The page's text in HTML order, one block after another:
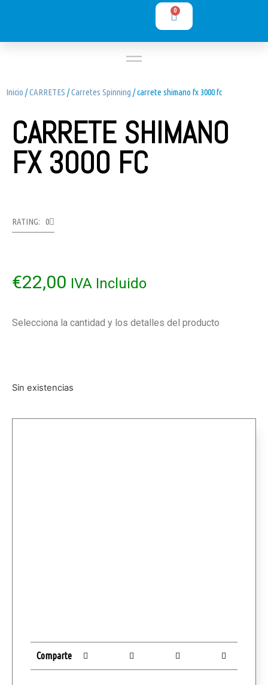
0
Inicio /CARRETES /Carretes Spinning / carrete shimano fx 3000 fc
Comparte
CARRETE SHIMANO
FX 3000 FC
RATING: 0
€22,00 IVA Incluido
Selecciona la cantidad y los detalles del producto
Sin existencias